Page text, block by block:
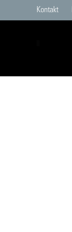
Kontakt